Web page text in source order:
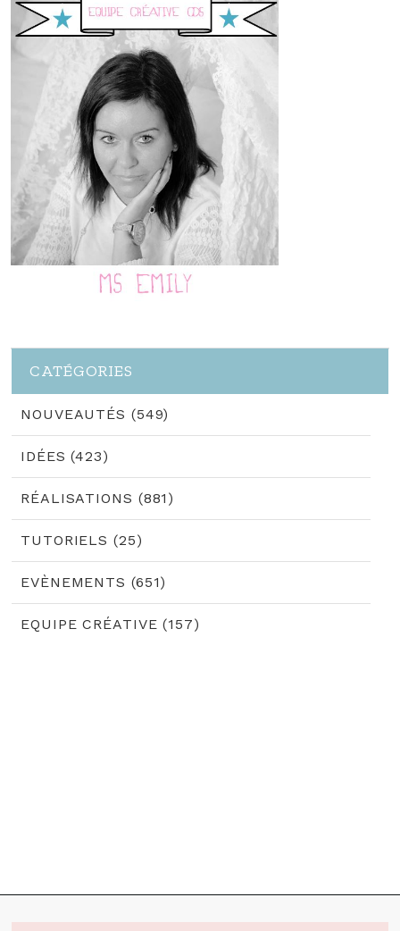
CATÉGORIES
NOUVEAUTÉS (549)
IDÉES (423)
RÉALISATIONS (881)
TUTORIELS (25)
EVÈNEMENTS (651)
EQUIPE CRÉATIVE (157)